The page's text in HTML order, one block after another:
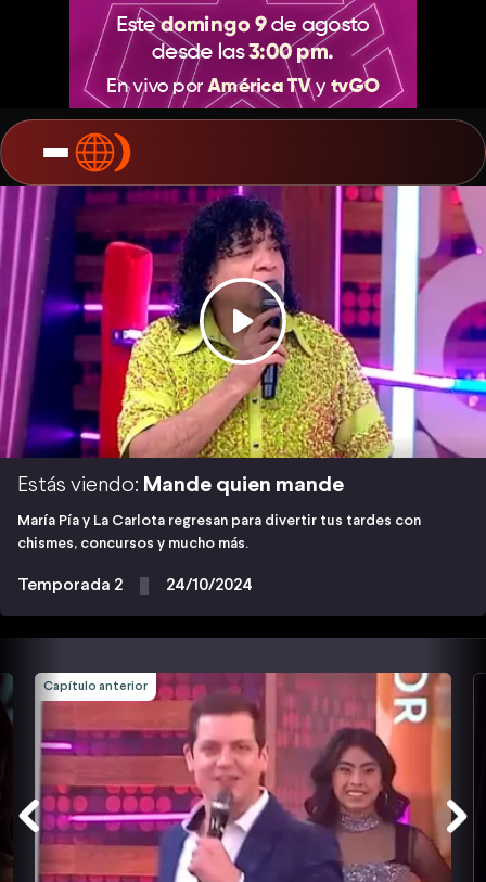
Estás viendo: Mande quien mande
María Pía y La Carlota regresan para divertir tus tardes con
chismes, concursos y mucho más.
Temporada 2 24/10/2024
Capítulo anterior